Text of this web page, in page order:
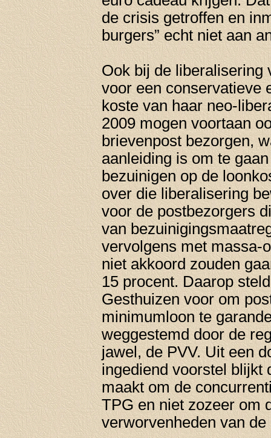
de crisis getroffen en
burgers” echt niet aan
Ook bij de liberalisering
voor een conservatieve
koste van haar neo-
2009 mogen voortaan
brievenpost bezorgen,
aanleiding is om te
bezuinigen op de
over die liberalisering
voor de postbezorgers
van
vervolgens met massa-
niet akkoord zouden
15 procent. Daarop
Gesthuizen voor om
minimumloon te
weggestemd door de
jawel, de PVV. Uit een
ingediend voorstel blijkt
maakt om de
TPG en niet zozeer om
verworvenheden van